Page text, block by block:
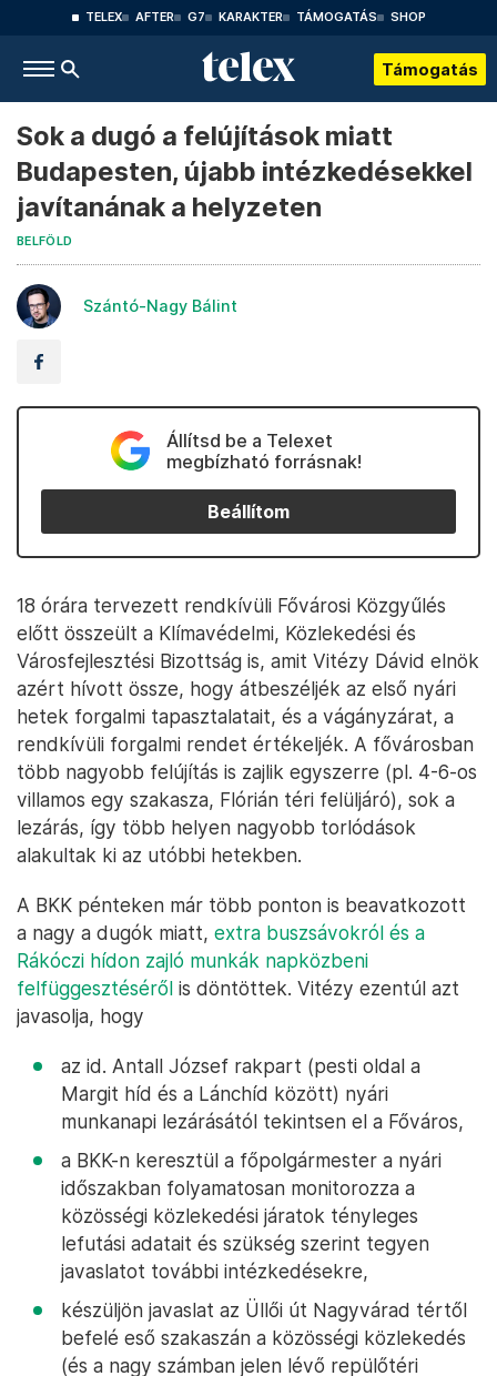
TELEX AFTER G7 KARAKTER TÁMOGATÁS SHOP
Támogatás
Sok a dugó a felújítások miatt
Budapesten, újabb intézkedésekkel
javítanának a helyzeten
BELFÖLD
Szántó-Nagy Bálint
Állítsd be a Telexet
megbízható forrásnak!
Beállítom
18 órára tervezett rendkívüli Fővárosi Közgyűlés
előtt összeült a Klímavédelmi, Közlekedési és
Városfejlesztési Bizottság is, amit Vitézy Dávid elnök
azért hívott össze, hogy átbeszéljék az első nyári
hetek forgalmi tapasztalatait, és a vágányzárat, a
rendkívüli forgalmi rendet értékeljék. A fővárosban
több nagyobb felújítás is zajlik egyszerre (pl. 4-6-os
villamos egy szakasza, Flórián téri felüljáró), sok a
lezárás, így több helyen nagyobb torlódások
alakultak ki az utóbbi hetekben.
A BKK pénteken már több ponton is beavatkozott
a nagy a dugók miatt, extra buszsávokról és a
Rákóczi hídon zajló munkák napközbeni
felfüggesztéséről is döntöttek. Vitézy ezentúl azt
javasolja, hogy
az id. Antall József rakpart (pesti oldal a
Margit híd és a Lánchíd között) nyári
munkanapi lezárásától tekintsen el a Főváros,
a BKK-n keresztül a főpolgármester a nyári
időszakban folyamatosan monitorozza a
közösségi közlekedési járatok tényleges
lefutási adatait és szükség szerint tegyen
javaslatot további intézkedésekre,
készüljön javaslat az Üllői út Nagyvárad tértől
befelé eső szakaszán a közösségi közlekedés
(és a nagy számban jelen lévő repülőtéri